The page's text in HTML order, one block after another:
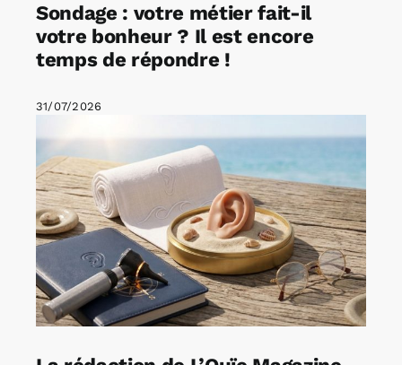
Sondage : votre métier fait-il
votre bonheur ? Il est encore
temps de répondre !
31/07/2026